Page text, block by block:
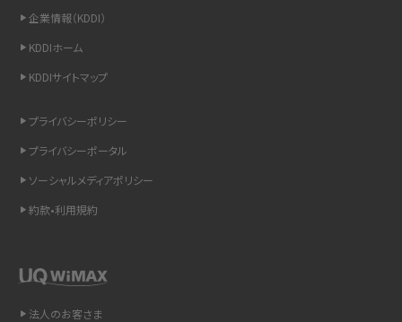
非通知設定とは？184で電話をかける方法やiPhone・Androidの設定を解説
iCloudの使用容量を減らす9つの方法！使用状況の確認手順も紹介
リプライ機能とは？LINE、X（旧Twitter）、Instagram、TikTokで送る方法を解説
企業情報（KDDI）
KDDIホーム
KDDIサイトマップ
プライバシーポリシー
プライバシーポータル
ソーシャルメディアポリシー
約款•利用規約
法人のお客さま